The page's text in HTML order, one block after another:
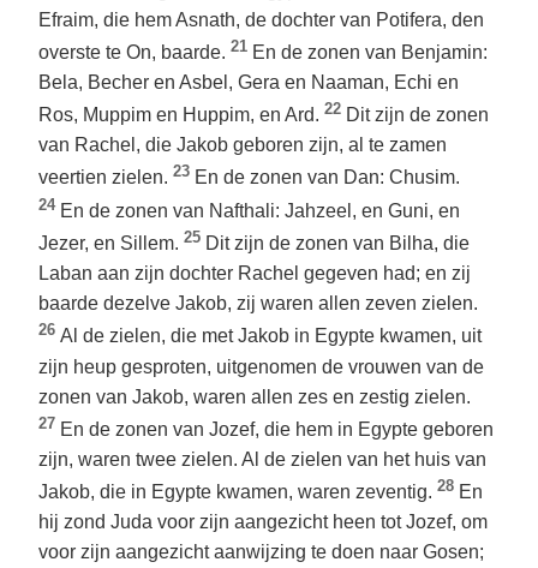
Efraim, die hem Asnath, de dochter van Potifera, den
overste te On, baarde. 21 En de zonen van Benjamin:
Bela, Becher en Asbel, Gera en Naaman, Echi en
Ros, Muppim en Huppim, en Ard. 22 Dit zijn de zonen
van Rachel, die Jakob geboren zijn, al te zamen
veertien zielen. 23 En de zonen van Dan: Chusim.
24 En de zonen van Nafthali: Jahzeel, en Guni, en
Jezer, en Sillem. 25 Dit zijn de zonen van Bilha, die
Laban aan zijn dochter Rachel gegeven had; en zij
baarde dezelve Jakob, zij waren allen zeven zielen.
26 Al de zielen, die met Jakob in Egypte kwamen, uit
zijn heup gesproten, uitgenomen de vrouwen van de
zonen van Jakob, waren allen zes en zestig zielen.
27 En de zonen van Jozef, die hem in Egypte geboren
zijn, waren twee zielen. Al de zielen van het huis van
Jakob, die in Egypte kwamen, waren zeventig. 28 En
hij zond Juda voor zijn aangezicht heen tot Jozef, om
voor zijn aangezicht aanwijzing te doen naar Gosen;